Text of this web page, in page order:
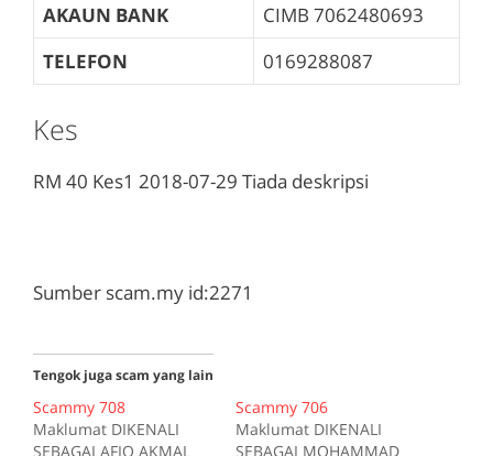
AKAUN BANK
CIMB 7062480693
TELEFON
0169288087
Kes
RM 40 Kes1 2018-07-29 Tiada deskripsi
Sumber scam.my id:2271
Tengok juga scam yang lain
Scammy 708
Maklumat DIKENALI
SEBAGAI AFIQ AKMAL
Scammy 706
Maklumat DIKENALI
SEBAGAI MOHAMMAD